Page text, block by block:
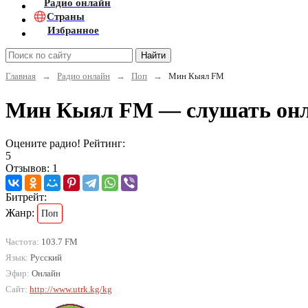
Радио онлайн
Страны
Избранное
Найти
Главная
→ Радио онлайн → Поп → Мин Кыял FM
Мин Кыял FM — слушать
Оцените радио! Рейтинг:
5
Отзывов: 1
Битрейт:
Жанр:
Поп
Частота: 103.7 FM
Язык: Русский
Эфир: Онлайн
Сайт: http://www.utrk.kg/kg